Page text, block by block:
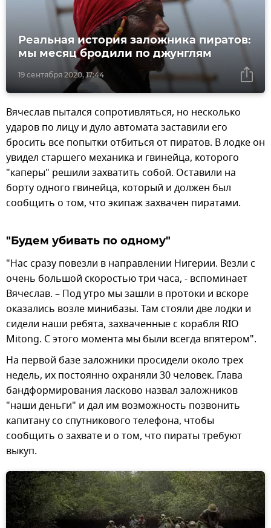
19 сентября 2020, 17:44
Реальная история заложника пиратов:
мы месяц бродили по джунглям
Вячеслав пытался сопротивляться, но несколько
ударов по лицу и дуло автомата заставили его
бросить все попытки отбиться от пиратов. В лодке он
увидел старшего механика и гвинейца, которого
"каперы" решили захватить собой. Оставили на
борту одного гвинейца, который и должен был
сообщить о том, что экипаж захвачен пиратами.
"Будем убивать по одному"
"Нас сразу повезли в направлении Нигерии. Везли с
очень большой скоростью три часа, - вспоминает
Вячеслав. – Под утро мы зашли в протоки и вскоре
оказались возле минибазы. Там стояли две лодки и
сидели наши ребята, захваченные с корабля RIO
Mitong. С этого момента мы были всегда впятером".
На первой базе заложники просидели около трех
недель, их постоянно охраняли 30 человек. Глава
бандформирования ласково назвал заложников
"наши деньги" и дал им возможность позвонить
капитану со спутникового телефона, чтобы
сообщить о захвате и о том, что пираты требуют
выкуп.